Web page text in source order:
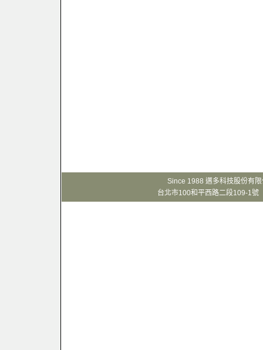
Since 1988 邁多科技股份
台北市100和平西路二段109-1號